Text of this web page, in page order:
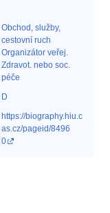
Obchod, služby,
cestovní ruch‎
Organizátor veřej.
Zdravot. nebo soc.
péče‎
D
https://biography.hiu.c
as.cz/pageid/8496
0